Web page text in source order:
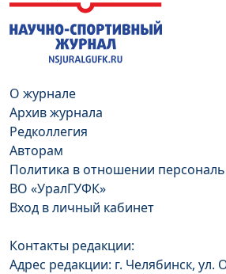
О журнале
Архив журнала
Редколлегия
Авторам
Политика в отношении
ВО «УралГУФК»
Вход в личный кабинет
Контакты редакции:
Адрес редакции: г. Челябинск, ул.